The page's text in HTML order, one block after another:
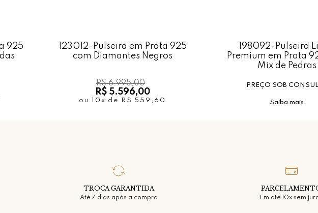
925
123012-Pulseira em Prata 925
com Diamantes Negros
R$ 6.995,00
R$ 5.596,00
ou 10x de R$ 559,60
198092-Pulseira
Premium em Prata
Mix de Pedras
PREÇO SOB
Saiba mais
TROCA GARANTIDA
Até 7 dias após a compra Em até 10x sem